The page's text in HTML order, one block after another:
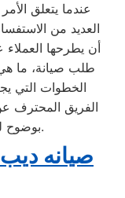
عندما يتعلق
العديد من
أن يطرحها
طلب صيانة، ما هي
الخطوات التي
الفريق المحترف
بوضوح لضمان راحة العملاء ورضاهم.
صيانه